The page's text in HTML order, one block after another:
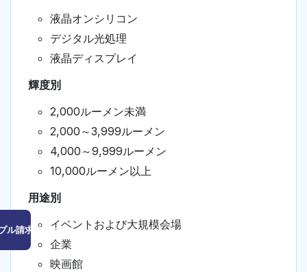
ル請求はこちら
液晶オンシリコン
デジタル光処理
液晶ディスプレイ
輝度別
2,000ルーメン未満
2,000～3,999ルーメン
4,000～9,999ルーメン
10,000ルーメン以上
用途別
イベントおよび大規模会場
企業
映画館